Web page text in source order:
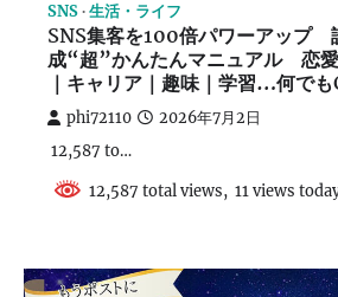
SNS 生活・ライフ
SNS集客を100倍パワーアップ
成“超”かんたんマニュアル 恋
｜キャリア｜趣味｜学習…何で
phi72110 2026年7月2日
12,587 to…
12,587 total views, 11 views